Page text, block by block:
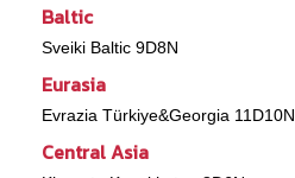
Baltic
Sveiki Baltic 9D8N
Eurasia
Evrazia Türkiye&Georgia 11D10N
Central Asia